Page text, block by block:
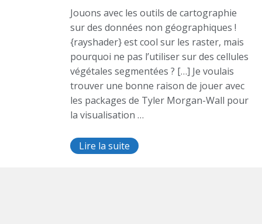
Jouons avec les outils de cartographie
sur des données non géographiques !
{rayshader} est cool sur les raster, mais
pourquoi ne pas l’utiliser sur des cellules
végétales segmentées ? […] Je voulais
trouver une bonne raison de jouer avec
les packages de Tyler Morgan-Wall pour
la visualisation …
Lire la suite